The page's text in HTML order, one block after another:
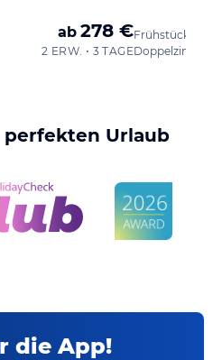
ab 278 €
2 ERW. • 3 TAGE
Frühstück
Doppelzimmer
perfekten Urlaub
die App!